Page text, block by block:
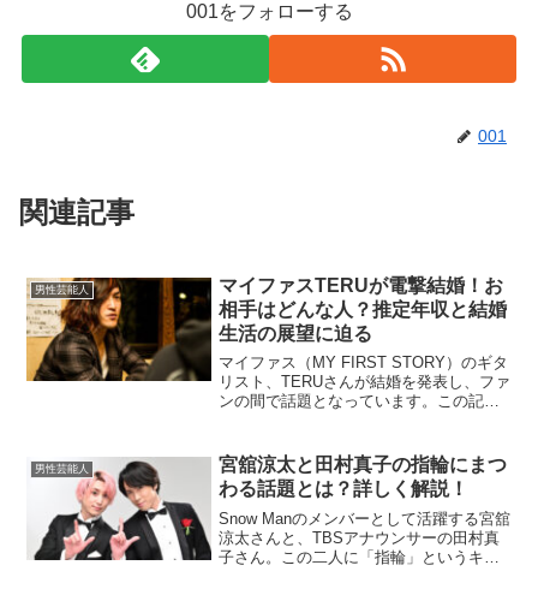
001をフォローする
001
関連記事
男性芸能人
マイファスTERUが電撃結婚！お
相手はどんな人？推定年収と結婚
生活の展望に迫る
マイファス（MY FIRST STORY）のギタ
リスト、TERUさんが結婚を発表し、ファ
ンの間で話題となっています。この記事
TERUの結婚相手は誰？TERUさんの結...
男性芸能人
宮舘涼太と田村真子の指輪にまつ
わる話題とは？詳しく解説！
Snow Manのメンバーとして活躍する宮舘
涼太さんと、TBSアナウンサーの田村真
子さん。この二人に「指輪」というキー